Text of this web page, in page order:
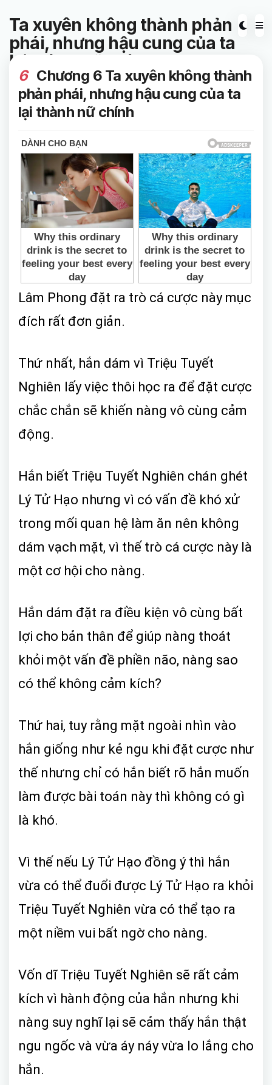
Ta xuyên không thành phản
phái, nhưng hậu cung của ta
lại thành nữ chính
6 Chương 6 Ta xuyên không thành
phản phái, nhưng hậu cung của ta
lại thành nữ chính
Lâm Phong đặt ra trò cá cược này mục
đích rất đơn giản.
Thứ nhất, hắn dám vì Triệu Tuyết
Nghiên lấy việc thôi học ra để đặt cược
chắc chắn sẽ khiến nàng vô cùng cảm
động.
Hắn biết Triệu Tuyết Nghiên chán ghét
Lý Tử Hạo nhưng vì có vấn đề khó xử
trong mối quan hệ làm ăn nên không
dám vạch mặt, vì thế trò cá cược này là
một cơ hội cho nàng.
Hắn dám đặt ra điều kiện vô cùng bất
lợi cho bản thân để giúp nàng thoát
khỏi một vấn đề phiền não, nàng sao
có thể không cảm kích?
Thứ hai, tuy rằng mặt ngoài nhìn vào
hắn giống như kẻ ngu khi đặt cược như
thế nhưng chỉ có hắn biết rõ hắn muốn
làm được bài toán này thì không có gì
là khó.
Vì thế nếu Lý Tử Hạo đồng ý thì hắn
vừa có thể đuổi được Lý Tử Hạo ra khỏi
Triệu Tuyết Nghiên vừa có thể tạo ra
một niềm vui bất ngờ cho nàng.
Vốn dĩ Triệu Tuyết Nghiên sẽ rất cảm
kích vì hành động của hắn nhưng khi
nàng suy nghĩ lại sẽ cảm thấy hắn thật
ngu ngốc và vừa áy náy vừa lo lắng cho
hắn.